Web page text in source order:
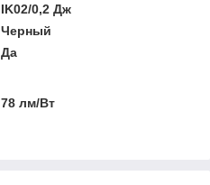
IK02/0,2 Дж
Черный
Да
78 лм/Вт